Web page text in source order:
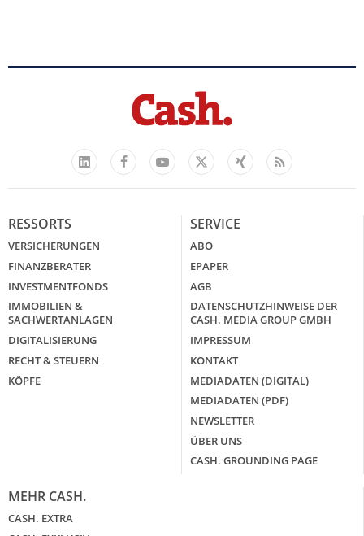
LinkedIn
FacebookYouTube
X
Xing Feed
RESSORTS
VERSICHERUNGEN
FINANZBERATER
INVESTMENTFONDS
IMMOBILIEN &
SACHWERTANLAGEN
DIGITALISIERUNG
RECHT & STEUERN
KÖPFE
SERVICE
ABO
EPAPER
AGB
DATENSCHUTZHINWEISE DER
CASH. MEDIA GROUP GMBH
IMPRESSUM
KONTAKT
MEDIADATEN (DIGITAL)
MEDIADATEN (PDF)
NEWSLETTER
ÜBER UNS
CASH. GROUNDING PAGE
MEHR CASH.
CASH. EXTRA